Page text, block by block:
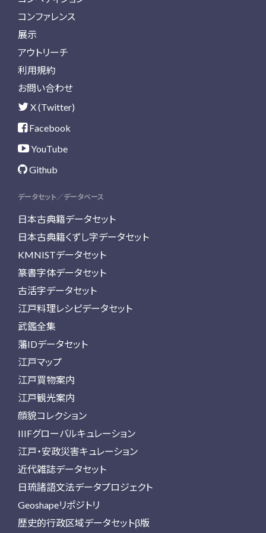
コンファレンス
展示
アウトリーチ
利用規約
お問い合わせ
X (Twitter)
Facebook
YouTube
Github
データセット／データベース
日本古典籍データセット
日本古典籍くずし字データセット
KMNISTデータセット
篆書字体データセット
古活字データセット
江戸料理レシピデータセット
武鑑全集
藩IDデータセット
江戸マップ
江戸買物案内
江戸観光案内
顔貌コレクション
IIIFグローバルキュレーション
江戸・安政災害キュレーション
近代雑誌データセット
日琉諸語文法データプロジェクト
Geoshapeリポジトリ
歴史的行政区域データセットβ版